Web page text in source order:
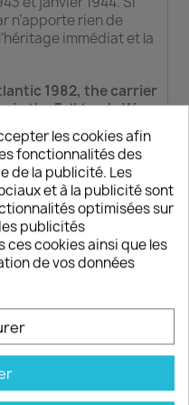
n’apporte rien de
immédiat et la
1982, the carrier
in the Falklands War
Campaign n° 51,
nous entraîne au
entre les
argentines –
terre, marine, aviation
Navy via ses
Sea Harrier lors
Malouines par les
les
des jets et des
s’il tire un bilan
e­­­n sort, une fois
– agacé par les redites,
texte manquantes.
quelqu’en soit le
les cookies afin
fonctionnalités des
de la publicité. Les
et à la publicité sont
optimisées sur
publicités
cookies ainsi que les
de vos données